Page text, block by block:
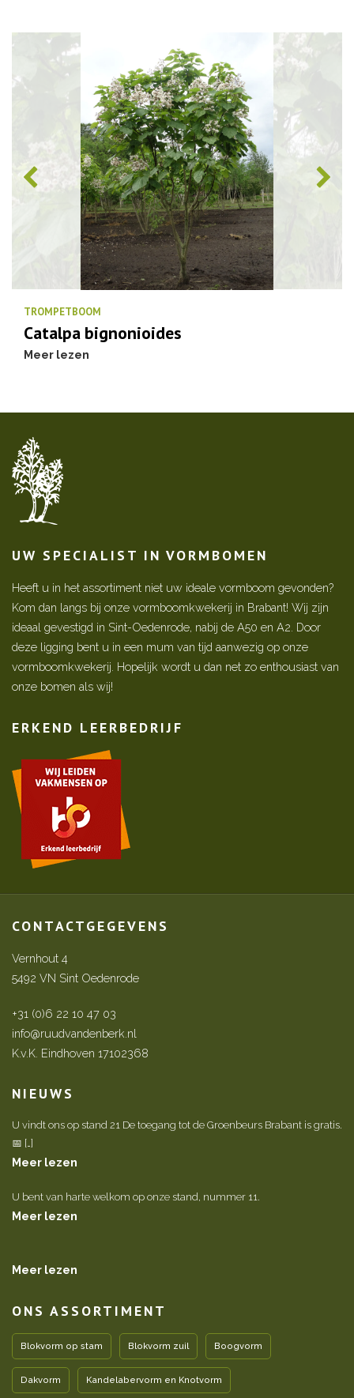
TROMPETBOOM
Catalpa bignonioides
Meer lezen
UW SPECIALIST IN VORMBOMEN
Heeft u in het assortiment niet uw ideale vormboom gevonden?
Kom dan langs bij onze vormboomkwekerij in Brabant! Wij zijn
ideaal gevestigd in Sint-Oedenrode, nabij de A50 en A2. Door
deze ligging bent u in een mum van tijd aanwezig op onze
vormboomkwekerij. Hopelijk wordt u dan net zo enthousiast van
onze bomen als wij!
ERKEND LEERBEDRIJF
CONTACTGEGEVENS
Vernhout 4
5492 VN Sint Oedenrode
+31 (0)6 22 10 47 03
info@ruudvandenberk.nl
K.v.K. Eindhoven 17102368
NIEUWS
U vindt ons op stand 21 De toegang tot de Groenbeurs Brabant is gratis.
📅 […]
Meer lezen
U bent van harte welkom op onze stand, nummer 11.
Meer lezen
Meer lezen
ONS ASSORTIMENT
Blokvorm op stam Blokvorm zuil Boogvorm
Dakvorm Kandelabervorm en Knotvorm